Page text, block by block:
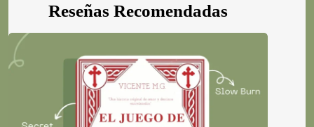
Reseñas Recomendadas